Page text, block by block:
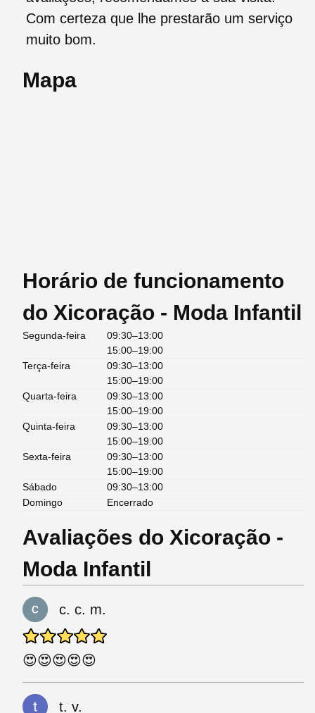
Com certeza que lhe prestarão um serviço
muito bom.
Mapa
Horário de funcionamento
do Xicoração - Moda Infantil
Segunda-feira
09:30–13:00
15:00–19:00
Terça-feira
09:30–13:00
15:00–19:00
Quarta-feira
09:30–13:00
15:00–19:00
Quinta-feira
09:30–13:00
15:00–19:00
Sexta-feira
09:30–13:00
15:00–19:00
Sábado
09:30–13:00
Domingo
Encerrado
Avaliações do Xicoração -
Moda Infantil
c. c. m.
😍😍😍😍😍
t. v.